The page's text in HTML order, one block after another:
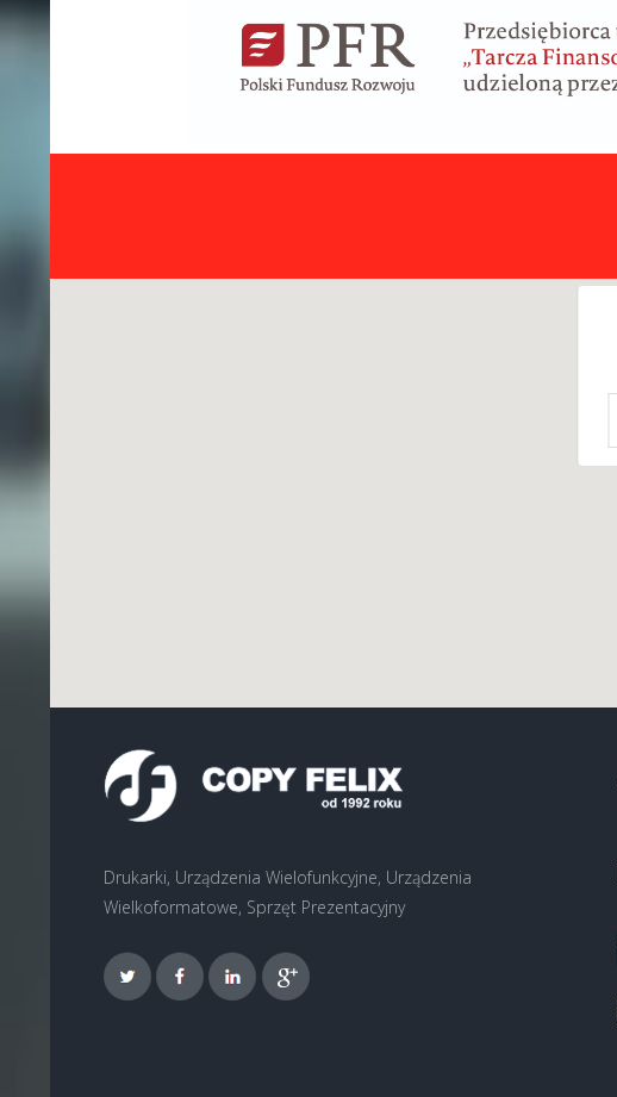
Drukarki, Urządzenia Wielofunkcyjne, Urządzenia
Wielkoformatowe, Sprzęt Prezentacyjny